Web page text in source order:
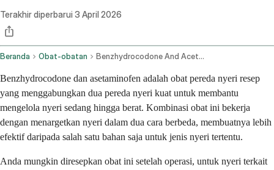
Terakhir diperbarui 3 April 2026
Beranda Obat-obatan Benzhydrocodone And Acetaminophen Oral Route
Benzhydrocodone dan asetaminofen adalah obat pereda nyeri resep
yang menggabungkan dua pereda nyeri kuat untuk membantu
mengelola nyeri sedang hingga berat. Kombinasi obat ini bekerja
dengan menargetkan nyeri dalam dua cara berbeda, membuatnya lebih
efektif daripada salah satu bahan saja untuk jenis nyeri tertentu.
Anda mungkin diresepkan obat ini setelah operasi, untuk nyeri terkait